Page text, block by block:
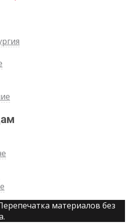
материалов без